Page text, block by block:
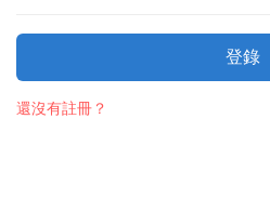
登錄
還沒有註冊？